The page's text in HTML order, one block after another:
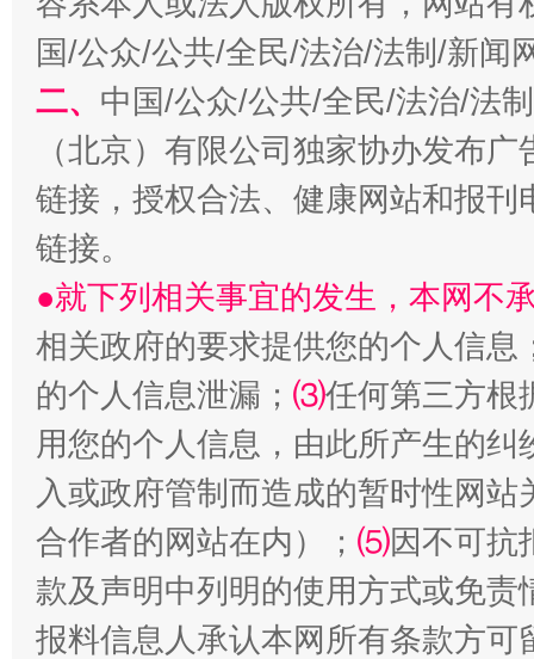
“刷贴”乱象丛生
生
揭批美国五大"原罪" "炒
国/公众/公共/全民/法治/法制/新闻
二、 中国/公众/公共/全民/法治/法
（北京）有限公司独家协办发布
链接，授权合法、健康网站和报
链接。
●就下列相关事宜的发生，本网不
相关政府的要求提供您的个人信息
的个人信息泄漏； ⑶任何第三方根
用您的个人信息，由此所产生的纠
入或政府管制而造成的暂时性网
合作者的网站在内）； ⑸因不可抗
款及声明中列明的使用方式或免责
报料信息人承认本网所有条款方